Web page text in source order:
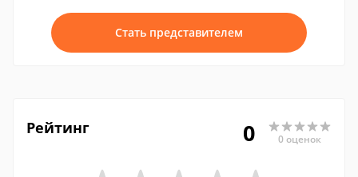
Стать представителем
Рейтинг 0 0 оценок